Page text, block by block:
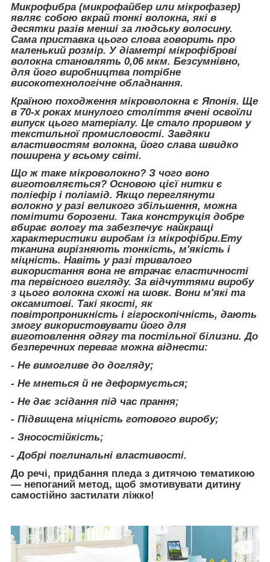
Микрофибра (микрофайбер или мікрофазер)
являє собою вкрай тонкі волокна, які в
десятки разів менші за людську волосину.
Сама приставка цього слова говорить про
маленький розмір. У діаметрі мікрофіброві
волокна становлять 0,06 мкм. Безсумнівно,
для його виробництва потрібне
високотехнологічне обладнання.
Країною походження мікроволокна є Японія. Ще
в 70-х роках минулого століття вчені освоїли
випуск цього матеріалу. Це стало проривом у
текстильної промисловості. Завдяки
властивостям волокна, його слава швидко
поширена у всьому світі.
Що ж таке мікроволокно? З чого воно
виготовляється? Основою цієї нитки є
поліефір і поліамід. Якщо переглянути
волокно у разі великого збільшення, можна
помітити борозени. Така конструкція добре
вбирає вологу та забезпечує найкращі
характеристики виробам із мікрофібри.Ету
тканина вирізняють тонкість, м'якість і
міцність. Навіть у разі тривалого
використання вона не втрачає еластичності
та первісного вигляду. За відчуттями виробу
з цього волокна схожі на шовк. Вони м'які та
оксамитові. Такі якості, як
повітропроникність і гігроскопічність, дають
змогу використовувати його для
виготовлення одягу та постільної білизни. До
безперечних переваг можна віднести:
- Не вимогливе до догляду;
- Не мнеться й не деформується;
- Не дає зсідання під час прання;
- Підвищена міцність готового виробу;
- Зносостійкість;
- Добрі поглинальні властивості.
До речі, придбання пледа з дитячою тематикою
— непоганий метод, щоб змотивувати дитину
самостійно застилати ліжко!